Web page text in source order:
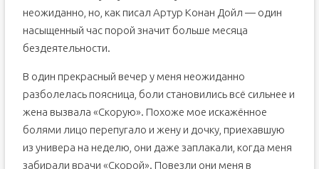
неожиданно, но, как писал Артур Конан Дойл — один
насыщенный час порой значит больше месяца
бездеятельности.
В один прекрасный вечер у меня неожиданно
разболелась поясница, боли становились всё сильнее и
жена вызвала «Скорую». Похоже мое искажённое
болями лицо перепугало и жену и дочку, приехавшую
из универа на неделю, они даже заплакали, когда меня
забирали врачи «Скорой». Повезли они меня в